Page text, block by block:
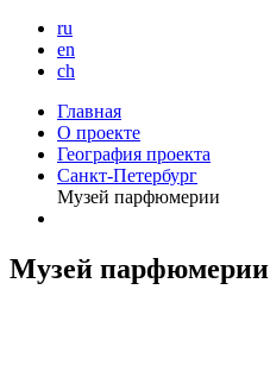
ru
en
ch
Главная
О проекте
География проекта
Санкт-Петербург
Музей парфюмерии
Музей парфюмерии